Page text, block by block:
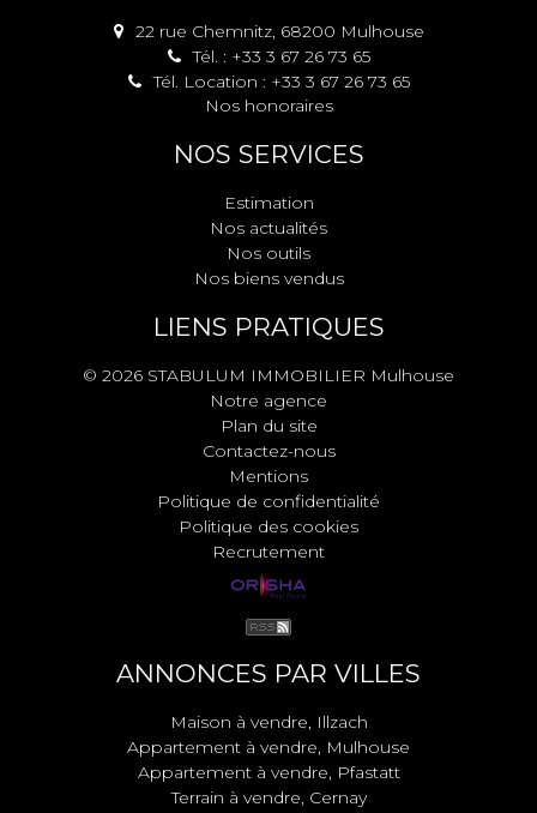
22 rue Chemnitz, 68200 Mulhouse
Tél. : +33 3 67 26 73 65
Tél. Location : +33 3 67 26 73 65
Nos honoraires
NOS SERVICES
Estimation
Nos actualités
Nos outils
Nos biens vendus
LIENS PRATIQUES
© 2026 STABULUM IMMOBILIER Mulhouse
Notre agence
Plan du site
Contactez-nous
Mentions
Politique de confidentialité
Politique des cookies
Recrutement
ANNONCES PAR VILLES
Maison à vendre, Illzach
Appartement à vendre, Mulhouse
Appartement à vendre, Pfastatt
Terrain à vendre, Cernay